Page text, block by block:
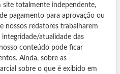
site totalmente independente,
pagamento para aprovação ou
nossos redatores trabalharem
atualidade das
conteúdo pode ficar
Ainda, sobre as
sobre o que é exibido em